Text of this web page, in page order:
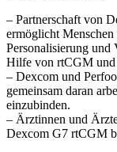
– Partnerschaft von
ermöglicht
Personalisierung und
Hilfe von rtCGM und
– Dexcom und
gemeinsam daran
einzubinden.
– Ärztinnen und
Dexcom G7 rtCGM